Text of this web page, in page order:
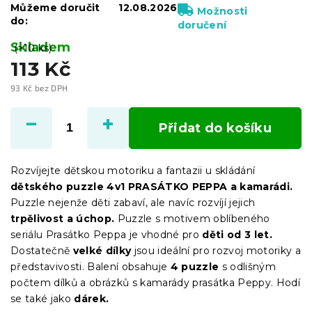
113 Kč
93 Kč bez DPH
cena:
Skladem
(>10 ks)
Můžeme doručit
do:
12.08.2026
Možnosti
doručení
Přidat do košíku
Rozvíjejte dětskou motoriku a fantazii u skládání
dětského puzzle 4v1 PRASÁTKO PEPPA a kamarádi.
Puzzle nejenže děti zabaví, ale navíc rozvíjí jejich
trpělivost a úchop. Puzzle s motivem oblíbeného
seriálu Prasátko Peppa je vhodné pro děti od 3 let.
Dostatečně velké dílkyjsou ideální pro rozvoj motoriky a
představivosti. Balení obsahuje 4 puzzle s odlišným
počtem dílků a obrázků s kamarády prasátka Peppy. Hodí
se také jako dárek.